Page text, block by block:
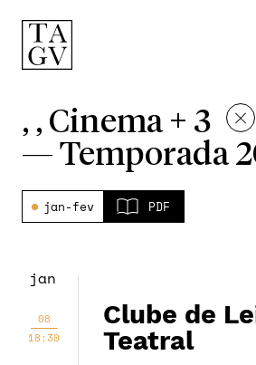
, , Cinema + 3
— Temporada
jan-fev PDF
jan
08
18:30
Clube de
Teatral